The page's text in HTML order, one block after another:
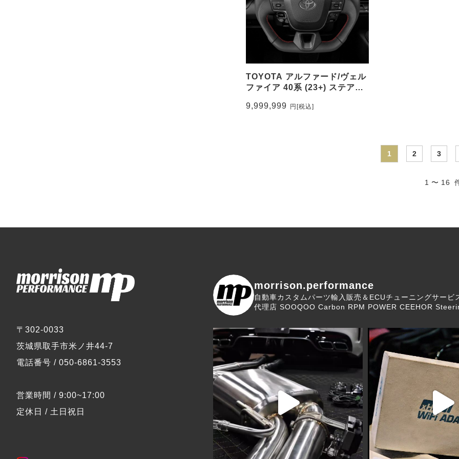
TOYOTA アルファード/ヴェル
ファイア 40系 (23+) ステアリ
トップマーク無し CEEHOR-
9,999,999 円[税込]
1 2 3
1 〜 16
〒302-0033
茨城県取手市米ノ井44-7
電話番号 / 050-6861-3553
営業時間 / 9:00~17:00
定休日 / 土日祝日
morrison.performance
自動車カスタムパーツ輸入販売＆ECUチューニングサービ
代理店 SOOQOO Carbon RPM POWER CEEHOR